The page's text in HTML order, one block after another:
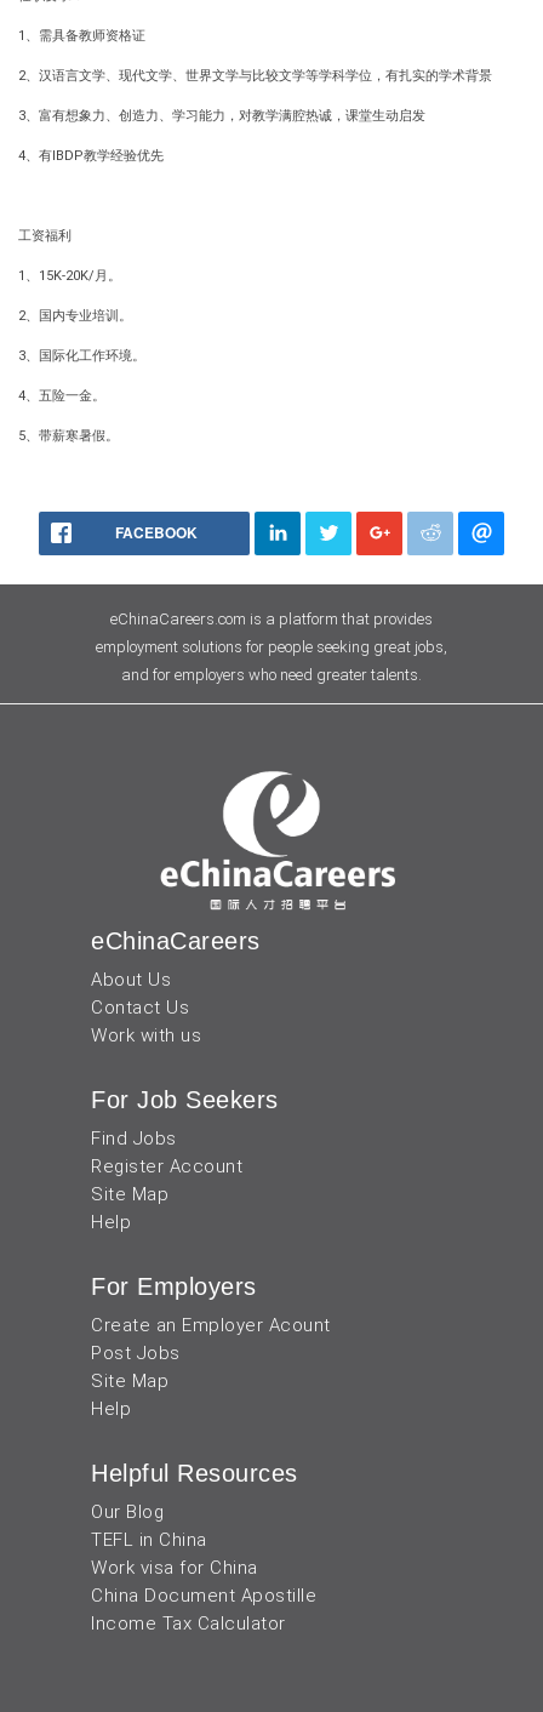
1、需具备教师资格证
2、汉语言文学、现代文学、世界文学与比较文学等学科学位，有扎实的学术背景
3、富有想象力、创造力、学习能力，对教学满腔热诚，课堂生动启发
4、有IBDP教学经验优先
工资福利
1、15K-20K/月。
2、国内专业培训。
3、国际化工作环境。
4、五险一金。
5、带薪寒暑假。
FACEBOOK
eChinaCareers.com is a platform that provides
employment solutions for people seeking great jobs,
and for employers who need greater talents.
eChinaCareers
About Us
Contact Us
Work with us
For Job Seekers
Find Jobs
Register Account
Site Map
Help
For Employers
Create an Employer Acount
Post Jobs
Site Map
Help
Helpful Resources
Our Blog
TEFL in China
Work visa for China
China Document Apostille
Income Tax Calculator